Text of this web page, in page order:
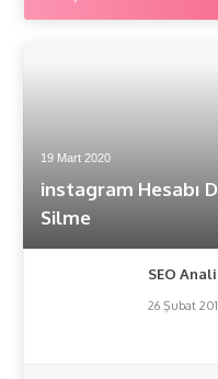
instagram Hesabı
Silme
19 Mart 2020
SEO
26 Şubat